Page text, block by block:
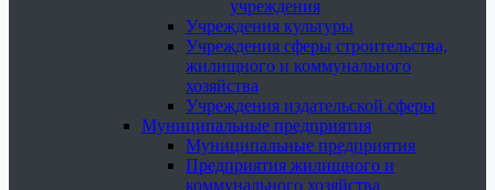
учреждения
Учреждения культуры
Учреждения сферы строительства,
жилищного и коммунального
хозяйства
Учреждения издательской сферы
Муниципальные предприятия
Муниципальные предприятия
Предприятия жилищного и
коммунального хозяйства